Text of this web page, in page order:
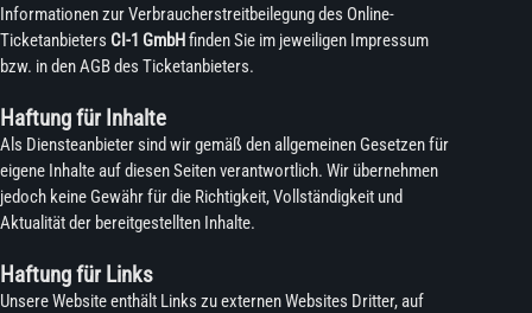
Informationen zur Verbraucherstreitbeilegung des Online-
Ticketanbieters CI-1 GmbHfinden Sie im jeweiligen Impressum
bzw. in den AGB des Ticketanbieters.
Haftung für Inhalte
Als Diensteanbieter sind wir gemäß den allgemeinen Gesetzen für
eigene Inhalte auf diesen Seiten verantwortlich. Wir übernehmen
jedoch keine Gewähr für die Richtigkeit, Vollständigkeit und
Aktualität der bereitgestellten Inhalte.
Haftung für Links
Unsere Website enthält Links zu externen Websites Dritter, auf